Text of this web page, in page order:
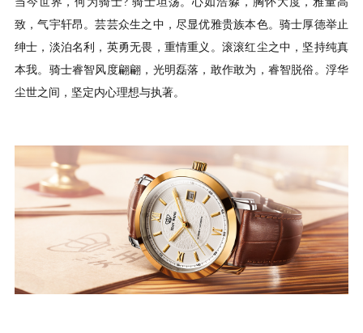
致，气宇轩昂。芸芸众生之中，尽显优雅贵族本色。骑士厚德举止
绅士，淡泊名利，英勇无畏，重情重义。滚滚红尘之中，坚持纯真
本我。骑士睿智风度翩翩，光明磊落，敢作敢为，睿智脱俗。浮华
尘世之间，坚定内心理想与执著。